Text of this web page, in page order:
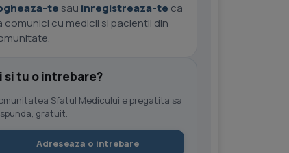
te sau inregistreaza-te ca
comunici cu medicii si pacientii din
si tu o intrebare?
Sfatul Medicului e pregatita sa
gratuit.
Adreseaza o intrebare